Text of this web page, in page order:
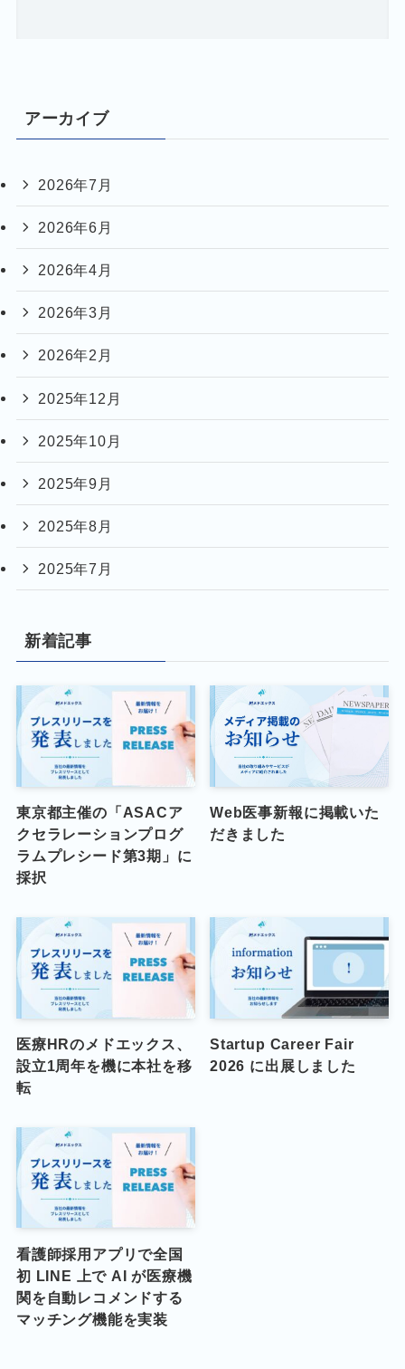
アーカイブ
2026年7月
2026年6月
2026年4月
2026年3月
2026年2月
2025年12月
2025年10月
2025年9月
2025年8月
2025年7月
新着記事
東京都主催の「ASACア
クセラレーションプログ
ラムプレシード第3期」に
採択
Web医事新報に掲載いた
だきました
医療HRのメドエックス、
設立1周年を機に本社を移
転
Startup Career Fair
2026 に出展しました
看護師採用アプリで全国
初 LINE 上で AI が医療機
関を自動レコメンドする
マッチング機能を実装